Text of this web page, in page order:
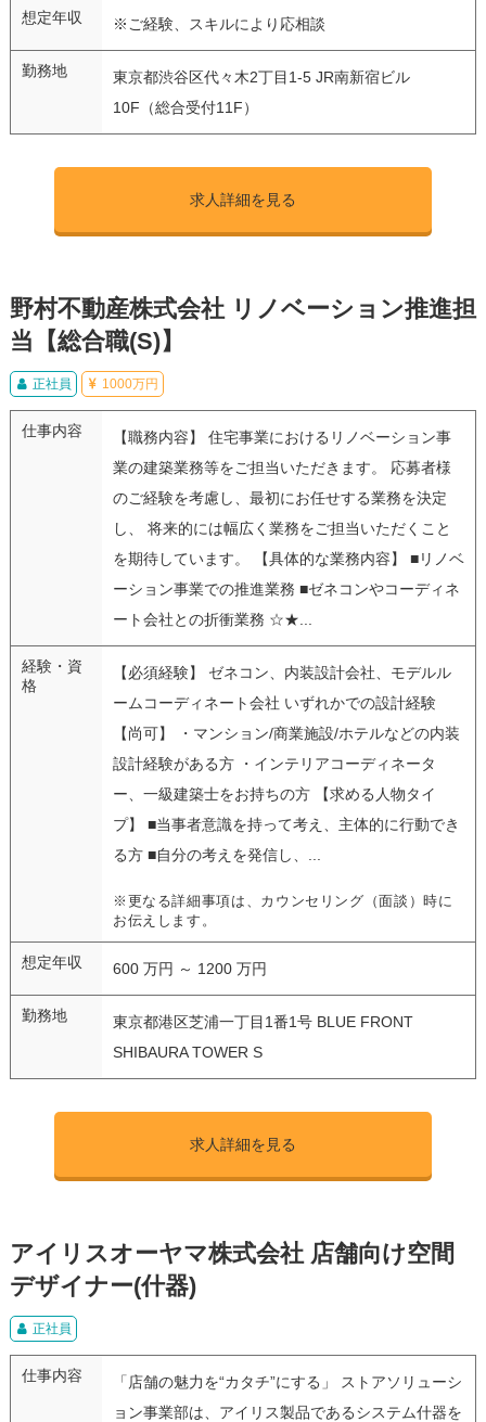
想定年収 ※ご経験、スキルにより応相談
勤務地
東京都渋谷区代々木2丁目1-5 JR南新宿ビル
10F（総合受付11F）
求人詳細を見る
野村不動産株式会社 リノベーション推進担
当【総合職(S)】
正社員 1000万円
仕事内容
【職務内容】 住宅事業におけるリノベーション事
業の建築業務等をご担当いただきます。 応募者様
のご経験を考慮し、最初にお任せする業務を決定
し、 将来的には幅広く業務をご担当いただくこと
を期待しています。 【具体的な業務内容】 ■リノベ
ーション事業での推進業務 ■ゼネコンやコーディネ
ート会社との折衝業務 ☆★...
経験・資
格
【必須経験】 ゼネコン、内装設計会社、モデルル
ームコーディネート会社 いずれかでの設計経験
【尚可】 ・マンション/商業施設/ホテルなどの内装
設計経験がある方 ・インテリアコーディネータ
ー、一級建築士をお持ちの方 【求める人物タイ
プ】 ■当事者意識を持って考え、主体的に行動でき
る方 ■自分の考えを発信し、...
※更なる詳細事項は、カウンセリング（面談）時に
お伝えします。
想定年収 600 万円 ～ 1200 万円
勤務地
東京都港区芝浦一丁目1番1号 BLUE FRONT
SHIBAURA TOWER S
求人詳細を見る
アイリスオーヤマ株式会社 店舗向け空間
デザイナー(什器)
正社員
仕事内容
「店舗の魅力を“カタチ”にする」 ストアソリューシ
ョン事業部は、アイリス製品であるシステム什器を